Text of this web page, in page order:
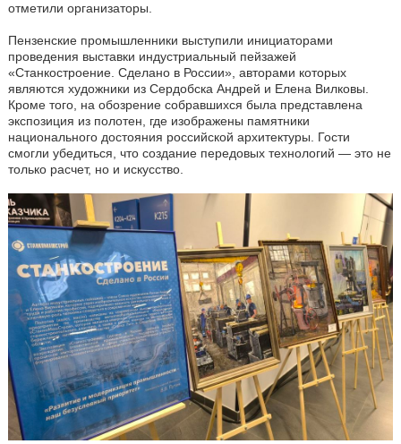
отметили организаторы.
Пензенские промышленники выступили инициаторами
проведения выставки индустриальный пейзажей
«Станкостроение. Сделано в России», авторами которых
являются художники из Сердобска Андрей и Елена Вилковы.
Кроме того, на обозрение собравшихся была представлена
экспозиция из полотен, где изображены памятники
национального достояния российской архитектуры. Гости
смогли убедиться, что создание передовых технологий — это не
только расчет, но и искусство.